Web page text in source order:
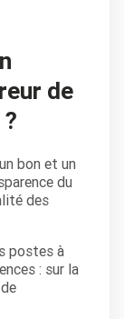
de
bon et un
du
des
postes à
: sur la